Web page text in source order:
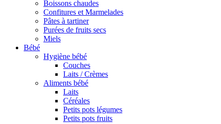
Boissons chaudes
Confitures et Marmelades
Pâtes à tartiner
Purées de fruits secs
Miels
Bébé
Hygiène bébé
Couches
Laits / Crèmes
Aliments bébé
Laits
Céréales
Petits pots légumes
Petits pots fruits